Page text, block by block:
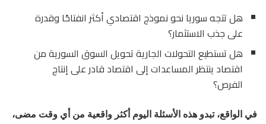
هل تتجه سوريا نحو نموذج اقتصادي أكثر انفتاحًا وقدرة
على جذب الاستثمار؟
هل تستطيع التحولات الجارية تحويل السوق السورية من
اقتصاد ينتظر المساعدات إلى اقتصاد قادر على إنتاج
الفرص؟
في الواقع، تبدو هذه الأسئلة اليوم أكثر واقعية من أي وقت مضى،